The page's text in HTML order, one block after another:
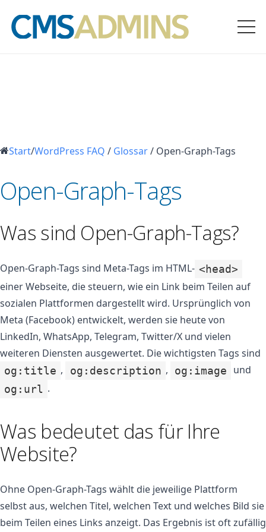
Start/WordPress FAQ / Glossar/ Open-Graph-Tags
Open-Graph-Tags
Was sind Open-Graph-Tags?
Open-Graph-Tags sind Meta-Tags im HTML- <head>
einer Webseite, die steuern, wie ein Link beim Teilen auf
sozialen Plattformen dargestellt wird. Ursprünglich von
Meta (Facebook) entwickelt, werden sie heute von
LinkedIn, WhatsApp, Telegram, Twitter/X und vielen
weiteren Diensten ausgewertet. Die wichtigsten Tags sind
og:title , og:description , og:image und
og:url .
Was bedeutet das für Ihre
Website?
Ohne Open-Graph-Tags wählt die jeweilige Plattform
selbst aus, welchen Titel, welchen Text und welches Bild sie
beim Teilen eines Links anzeigt. Das Ergebnis ist oft zufällig